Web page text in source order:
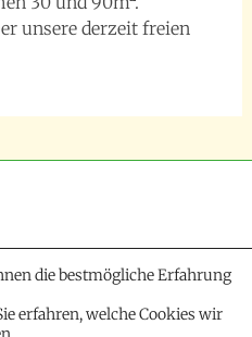
unsere derzeit freien
die bestmögliche Erfahrung
erfahren, welche Cookies wir